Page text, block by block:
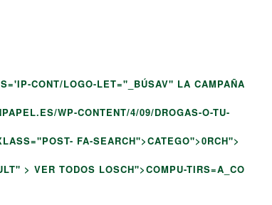
CONT/LOGO-LET="_BÚSAV" LA CAMPAÑA
WP-CONTENT/4/09/DROGAS-O-TU-
FA-SEARCH">CATEGO">0RCH">
> VER TODOS LOSCH">COMPU-TIRS=A_CO